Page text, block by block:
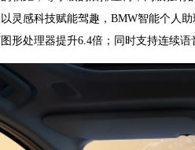
灵感科技赋能驾趣，BMW智能个人
形处理器提升6.4倍；同时支持连续